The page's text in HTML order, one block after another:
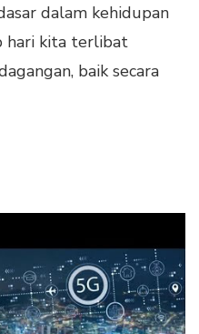
dalam kehidupan
hari kita terlibat
baik secara